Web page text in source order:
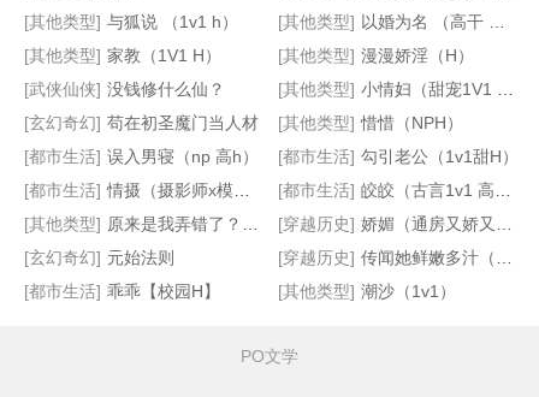
第27章 考间冲刺 第28章 道术和实战
第31章 灵界 第32章 法力和体育
第33章 体育考试和王海对策 第34章 成绩出，学霸现
第35章 选择和功法 第36章 甲级合同
第37章 天罗地网 第38章 10级周天采气法
第39章 心法 第40章 快乐心法和法赛补习
第42章 法赛阵容
招魂 樱照良宵（女师男徒H）
[其他类型] 与狐说 （1v1 h） [其他类型] 以婚为名 （高干 婚恋 1v1）
[其他类型] 家教（1V1 H） [其他类型] 漫漫娇淫（H）
[武侠仙侠] 没钱修什么仙？ [其他类型] 小情妇（甜宠1V1 高H）
[玄幻奇幻] 苟在初圣魔门当人材 [其他类型] 惜惜（NPH）
[都市生活] 误入男寝（np 高h） [都市生活] 勾引老公（1v1甜H）
[都市生活] 情摄（摄影师x模特） [都市生活] 皎皎（古言1v1 高h）
[其他类型] 原来是我弄错了？1V1 [穿越历史] 娇媚（通房又娇又媚）
[玄幻奇幻] 元始法则 [穿越历史] 传闻她鲜嫩多汁（快穿 高H）
[都市生活] 乖乖【校园H】 [其他类型] 潮沙（1v1）
PO文学